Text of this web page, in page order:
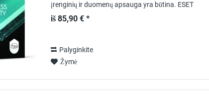
įrenginių ir duomenų apsauga yra būtina. ESET
Small Business Security siūlo išsamų ir paprastą...
iš 85,90 € *
Palyginkite
Žymė